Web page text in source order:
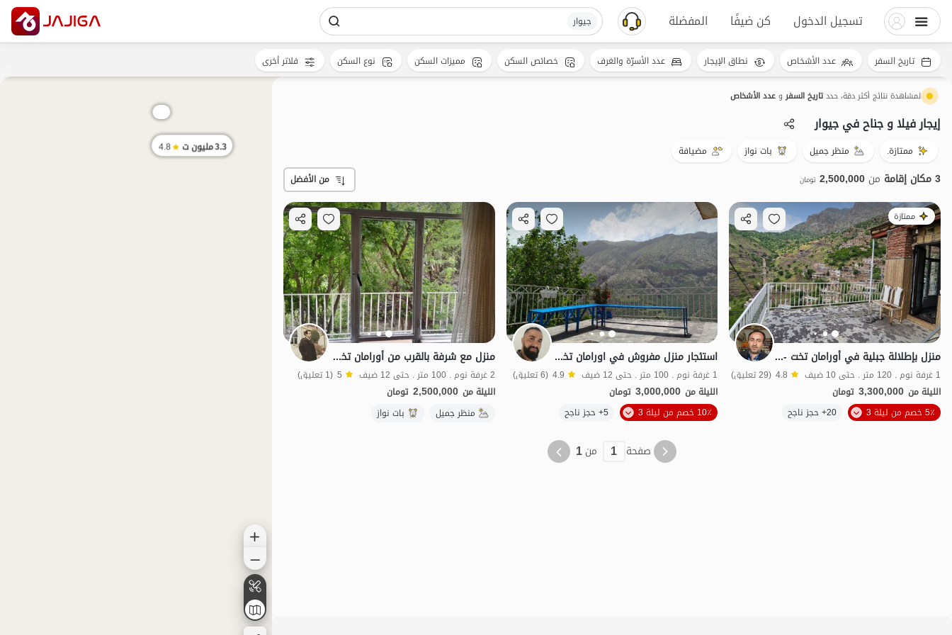
تسجيل الدخول كن ضيفًا المفضلة جیوار
3.3مليون ت 4.8
لمشاهدة نتائج أكثر دقة، حددتاريخ السفروعدد الأشخاص
إيجار فيلا و جناح في جیوار
ممتازة. منظر جميل بات نواز مضيافة
3 مكان إقامة من 2,500,000 تومان من الأفضل
ممتازة
منزل بإطلالة جبلية في أورامان تخت - جيفار
1 غرفة نوم . 120 متر . حتى 10 ضيف 4.8 (29 تعليق)
الليلة من 3,300,000 تومان
5٪ خصم من ليلة 3
20+ حجز ناجح منظر جميل بات نواز الموقع على الخريطة
استئجار منزل مفروش في اورامان تخت - Givar
1 غرفة نوم . 100 متر . حتى 12 ضيف 4.9 (6 تعليق)
الليلة من 3,000,000 تومان
10٪ خصم من ليلة 3
5+ حجز ناجح منظر جميل
منزل مع شرفة بالقرب من أورامان تخت - جيوار - الطابق الثاني
2 غرفة نوم . 100 متر . حتى 12 ضيف 5 (1 تعليق)
الليلة من 2,500,000 تومان
منظر جميل
بات نواز
صفحة 1 من1
تاريخ السفر عدد الأشخاص نطاق الإيجار عدد الأسرّة والغرف خصائص السكن مميزات السكن نوع السكن فلاتر أخرى